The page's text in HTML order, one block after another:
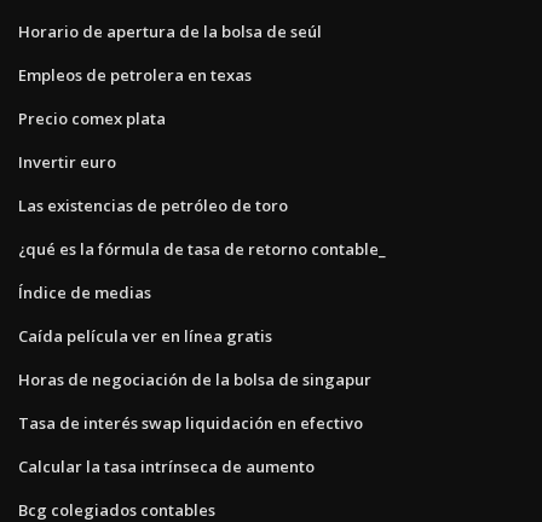
Horario de apertura de la bolsa de seúl
Empleos de petrolera en texas
Precio comex plata
Invertir euro
Las existencias de petróleo de toro
¿qué es la fórmula de tasa de retorno contable_
Índice de medias
Caída película ver en línea gratis
Horas de negociación de la bolsa de singapur
Tasa de interés swap liquidación en efectivo
Calcular la tasa intrínseca de aumento
Bcg colegiados contables